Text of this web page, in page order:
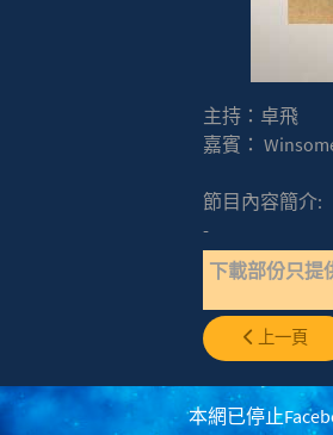
主持：卓飛
嘉賓：
節目內容簡介:
-
下載部份只提
上一篇文章:
上一頁
本網已停止